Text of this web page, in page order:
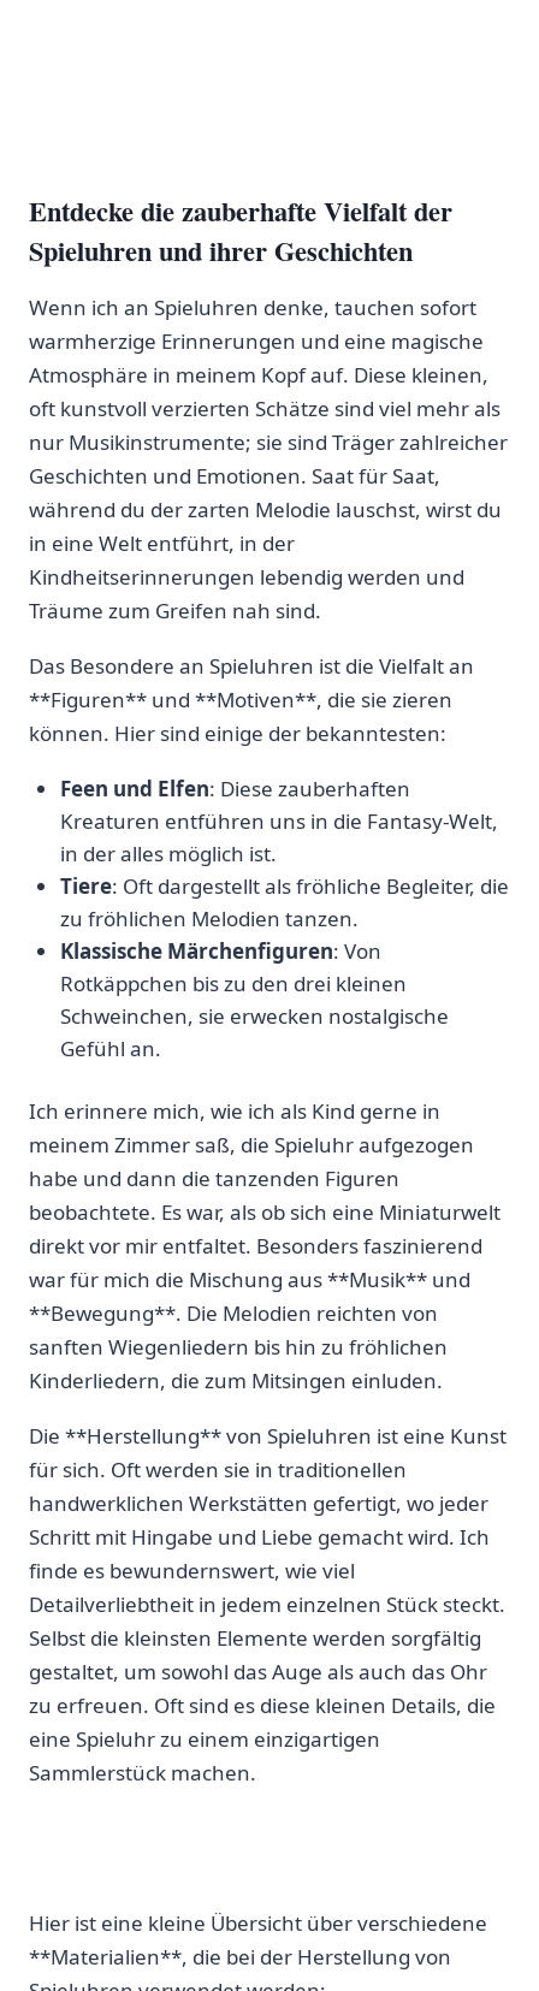
Entdecke die zauberhafte Vielfalt ⁣der
Spieluhren ​und⁢ ihrer Geschichten
Wenn ich an Spieluhren denke, tauchen sofort
warmherzige Erinnerungen und eine magische
Atmosphäre​ in meinem Kopf‍ auf. Diese kleinen,
oft kunstvoll verzierten ⁣Schätze sind viel mehr als
nur Musikinstrumente;‍ sie⁤ sind Träger zahlreicher
​Geschichten und Emotionen. Saat für ⁢Saat,
während⁤ du der zarten Melodie lauschst, wirst ⁣du
in eine Welt⁢ entführt, in ​der
Kindheitserinnerungen lebendig werden und
Träume zum‌ Greifen nah sind.
Das ⁤Besondere an Spieluhren ist die ⁣Vielfalt ‍an
⁢**Figuren** und **Motiven**, die ​sie zieren
können. Hier sind ⁤einige ⁤der bekanntesten:
Feen und Elfen: Diese zauberhaften
Kreaturen⁣ entführen uns in die⁢ Fantasy-Welt,⁢
in ‍der alles möglich ist.
Tiere: Oft dargestellt als fröhliche Begleiter, die
zu fröhlichen Melodien tanzen.
Klassische Märchenfiguren: Von
Rotkäppchen‍ bis⁤ zu den drei kleinen
Schweinchen, sie erwecken⁤ nostalgische
Gefühl an.
Ich erinnere ⁤mich, wie⁣ ich als Kind gerne in
meinem Zimmer ⁢saß,⁣ die​ Spieluhr aufgezogen
habe ​und dann⁤ die tanzenden Figuren
beobachtete. Es war, als ob sich ⁢eine Miniaturwelt
direkt ‍vor mir⁣ entfaltet. Besonders faszinierend⁤
war⁢ für ​mich die Mischung aus **Musik** und
**Bewegung**. Die‍ Melodien reichten ‌von
sanften Wiegenliedern bis hin zu fröhlichen
Kinderliedern, die zum Mitsingen ​einluden.
Die **Herstellung**⁤ von Spieluhren ist eine Kunst
für sich. Oft werden sie in traditionellen ​
handwerklichen Werkstätten ‌gefertigt, wo jeder
Schritt mit Hingabe und Liebe‌ gemacht wird. Ich
finde es bewundernswert, wie⁤ viel
Detailverliebtheit ⁤in jedem einzelnen Stück ‍steckt.
Selbst ⁤die kleinsten⁢ Elemente werden sorgfältig
gestaltet, um⁤ sowohl das ⁢Auge als auch das Ohr
zu⁣ erfreuen. Oft sind es diese kleinen Details, die
eine Spieluhr zu ⁣einem einzigartigen
Sammlerstück machen.
Hier ⁣ist eine kleine Übersicht über verschiedene
**Materialien**, die bei‌ der ‍Herstellung von